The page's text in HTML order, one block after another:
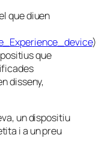
que diuen
)
que
disseny,
un dispositiu
i a un preu